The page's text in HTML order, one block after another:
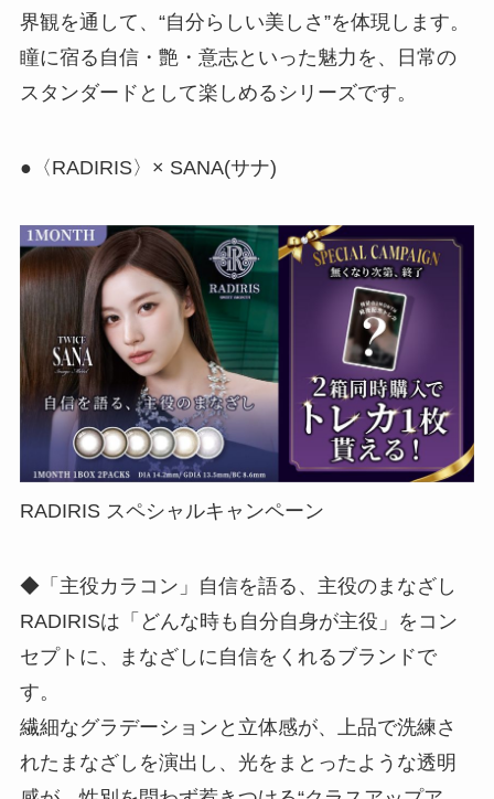
界観を通して、“自分らしい美しさ”を体現します。
瞳に宿る自信・艶・意志といった魅力を、日常の
スタンダードとして楽しめるシリーズです。
●〈RADIRIS〉× SANA(サナ)
RADIRIS スペシャルキャンペーン
◆「主役カラコン」自信を語る、主役のまなざし
RADIRISは「どんな時も自分自身が主役」をコン
セプトに、まなざしに自信をくれるブランドで
す。
繊細なグラデーションと立体感が、上品で洗練さ
れたまなざしを演出し、光をまとったような透明